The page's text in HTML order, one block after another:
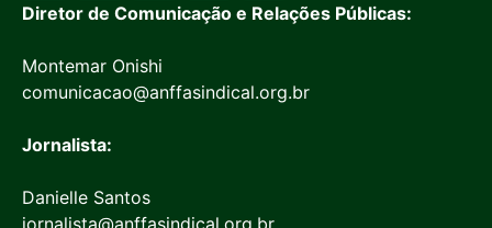
Diretor de Comunicação e Relações Públicas:
Montemar Onishi
comunicacao@anffasindical.org.br
Jornalista:
Danielle Santos
jornalista@anffasindical.org.br